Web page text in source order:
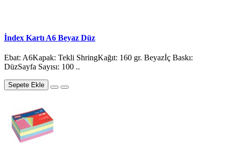
İndex Kartı A6 Beyaz Düz
Ebat: A6Kapak: Tekli ShringKağıt: 160 gr. Beyazİç Baskı:
DüzSayfa Sayısı: 100 ..
Sepete Ekle